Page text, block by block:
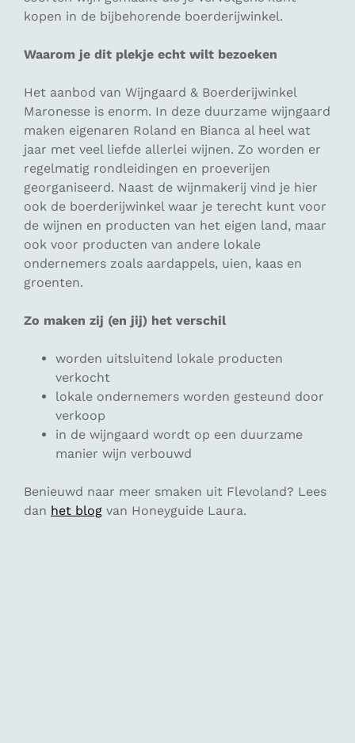
kopen in de bijbehorende boerderijwinkel.
Waarom je dit plekje echt wilt bezoeken
Het aanbod van Wijngaard & Boerderijwinkel
Maronesse is enorm. In deze duurzame wijngaard
maken eigenaren Roland en Bianca al heel wat
jaar met veel liefde allerlei wijnen. Zo worden er
regelmatig rondleidingen en proeverijen
georganiseerd. Naast de wijnmakerij vind je hier
ook de boerderijwinkel waar je terecht kunt voor
de wijnen en producten van het eigen land, maar
ook voor producten van andere lokale
ondernemers zoals aardappels, uien, kaas en
groenten.
Zo maken zij (en jij) het verschil
worden uitsluitend lokale producten
verkocht
lokale ondernemers worden gesteund door
verkoop
in de wijngaard wordt op een duurzame
manier wijn verbouwd
Benieuwd naar meer smaken uit Flevoland? Lees
dan het blog van Honeyguide Laura.